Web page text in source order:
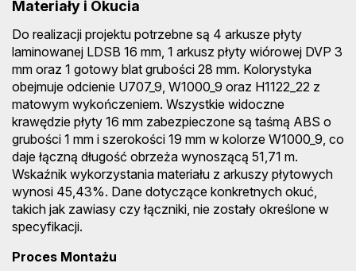
Materiały i Okucia
Do realizacji projektu potrzebne są 4 arkusze płyty
laminowanej LDSB 16 mm, 1 arkusz płyty wiórowej DVP 3
mm oraz 1 gotowy blat grubości 28 mm. Kolorystyka
obejmuje odcienie U707_9, W1000_9 oraz H1122_22 z
matowym wykończeniem. Wszystkie widoczne
krawędzie płyty 16 mm zabezpieczone są taśmą ABS o
grubości 1 mm i szerokości 19 mm w kolorze W1000_9, co
daje łączną długość obrzeża wynoszącą 51,71 m.
Wskaźnik wykorzystania materiału z arkuszy płytowych
wynosi 45,43%. Dane dotyczące konkretnych okuć,
takich jak zawiasy czy łączniki, nie zostały określone w
specyfikacji.
Proces Montażu